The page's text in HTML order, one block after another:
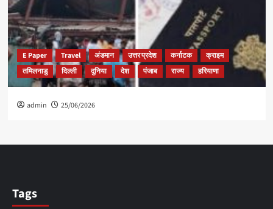
E Paper Travel अंडमान उत्तर प्रदेश कर्नाटक
क्राइम
तमिलनाडु
दिल्ली दुनिया देश पंजाब राज्य हरियाणा
admin 25/06/2026
Tags